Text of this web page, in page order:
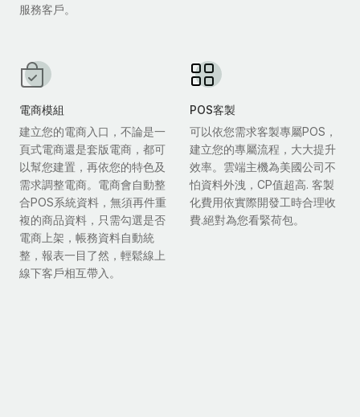
服務客戶。
電商模組
建立您的電商入口，不論是一
頁式電商還是套版電商，都可
以幫您建置，再依您的特色及
需求調整電商。電商會自動整
合POS系統資料，無須再件重
複的商品資料，只需勾選是否
電商上架，帳務資料自動統
整，報表一目了然，輕鬆線上
線下客戶相互帶入。
POS客製
可以依您需求客製專屬POS，
建立您的專屬流程，大大提升
效率。雲端主機為美國公司不
怕資料外洩，CP值超高. 客製
化費用依實際開發工時合理收
費.絕對為您看緊荷包。